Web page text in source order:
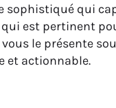
sophistiqué qui
est pertinent
le présente
et actionnable.